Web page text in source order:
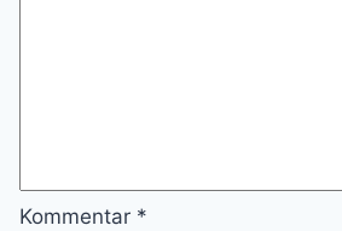
Kommentar *